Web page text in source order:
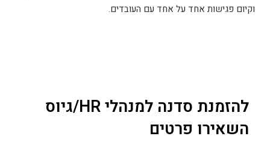
וקיום פגישות אחד על אחד עם העובדים.
להזמנת סדנה למנהלי HR/גיוס
השאירו פרטים